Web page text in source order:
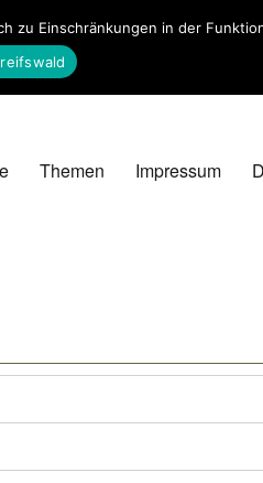
Themen Impressum
zu Einschränkungen in der